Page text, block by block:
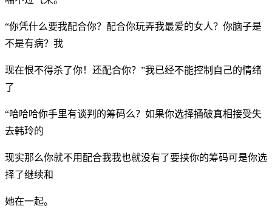
“你凭什么要我配合你？配合你玩弄我最爱的女人？你脑子是
不是有病？我
现在恨不得杀了你！还配合你？”我已经不能控制自己的情绪
了
“哈哈哈你手里有谈判的筹码么？如果你选择捅破真相接受失
去韩玲的
现实那么你就不用配合我我也就没有了要挟你的筹码可是你选
择了继续和
她在一起。